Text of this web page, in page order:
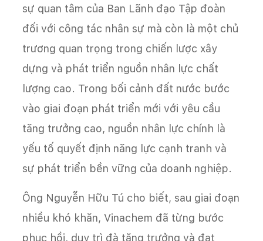
sự quan tâm của Ban Lãnh đạo Tập đoàn
đối với công tác nhân sự mà còn là một chủ
trương quan trọng trong chiến lược xây
dựng và phát triển nguồn nhân lực chất
lượng cao. Trong bối cảnh đất nước bước
vào giai đoạn phát triển mới với yêu cầu
tăng trưởng cao, nguồn nhân lực chính là
yếu tố quyết định năng lực cạnh tranh và
sự phát triển bền vững của doanh nghiệp.
Ông Nguyễn Hữu Tú cho biết, sau giai đoạn
nhiều khó khăn, Vinachem đã từng bước
phục hồi, duy trì đà tăng trưởng và đạt